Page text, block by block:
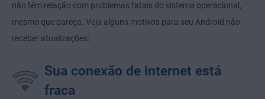
não têm relação com problemas fatais do sistema operacional,
mesmo que pareça. Veja alguns motivos para seu Android não
receber atualizações:
Sua conexão de internet está
fraca